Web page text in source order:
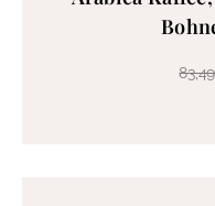
83,49